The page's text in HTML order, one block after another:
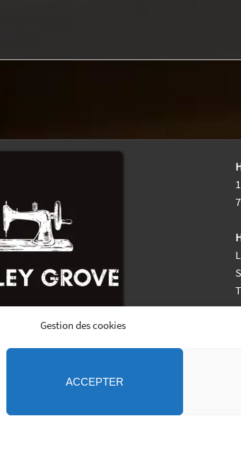
Gestion des cookies
ACCEPTER